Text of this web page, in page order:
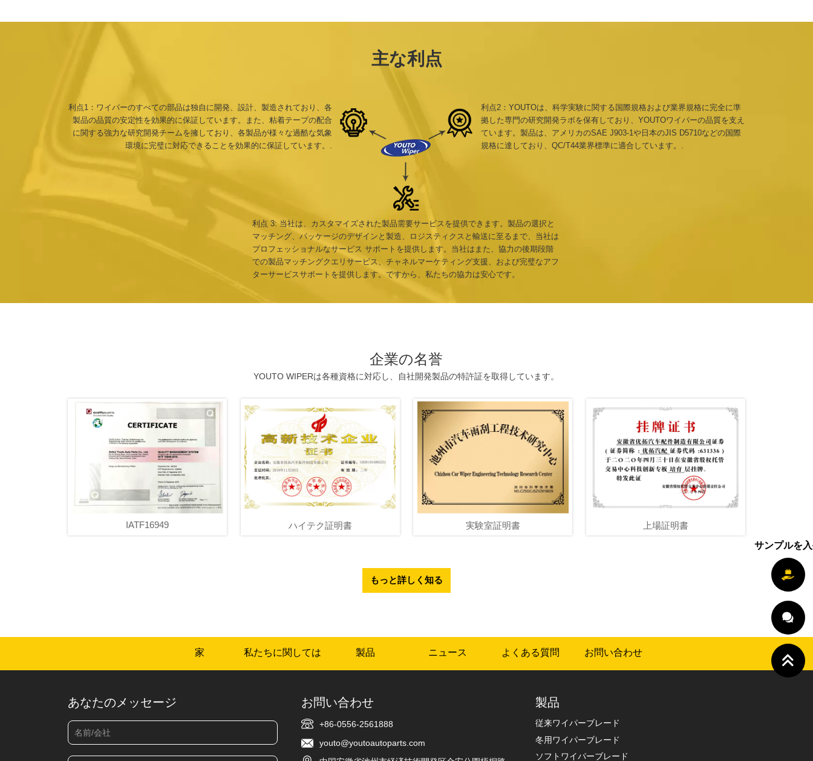
主な利点
利点1：ワイパーのすべての部品は独自に開発、設計、製造されており、各
製品の品質の安定性を効果的に保証しています。また、粘着テープの配合
に関する強力な研究開発チームを擁しており、各製品が様々な過酷な気象
環境に完璧に対応できることを効果的に保証しています。.
利点2：YOUTOは、科学実験に関する国際規格および業界規格に完全に準
拠した専門の研究開発ラボを保有しており、YOUTOワイパーの品質を支え
ています。製品は、アメリカのSAE J903-1や日本のJIS D5710などの国際
規格に達しており、QC/T44業界標準に適合しています。.
利点 3: 当社は、カスタマイズされた製品需要サービスを提供できます。製品の選択と
マッチング、パッケージのデザインと製造、ロジスティクスと輸送に至るまで、当社は
プロフェッショナルなサービス サポートを提供します。当社はまた、協力の後期段階
での製品マッチングクエリサービス、チャネルマーケティング支援、および完璧なアフ
ターサービスサポートを提供します。ですから、私たちの協力は安心です。
企業の名誉
YOUTO WIPERは各種資格に対応し、自社開発製品の特許証を取得しています。
IATF16949 ハイテク証明書 実験室証明書 上場証明書
もっと詳しく知る
家 私たちに関しては 製品 ニュース よくある質問 お問い合わせ
あなたのメッセージ お問い合わせ
+86-0556-2561888
youto@youtoautoparts.com
製品
従来ワイパーブレード
冬用ワイパーブレード
ソフトワイパーブレード
サンプルを